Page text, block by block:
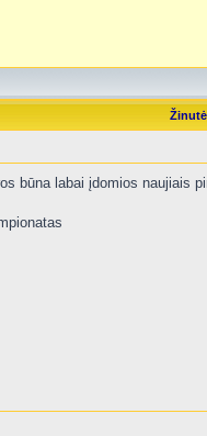
Žinutė
būna labai įdomios